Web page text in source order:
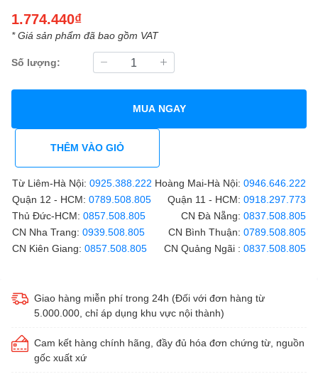
1.774.440₫
* Giá sản phẩm đã bao gồm VAT
Số lượng:
MUA NGAY
THÊM VÀO GIỎ
Từ Liêm-Hà Nội: 0925.388.222 Hoàng Mai-Hà Nội: 0946.646.222
Quận 12 - HCM: 0789.508.805 Quận 11 - HCM: 0918.297.773
Thủ Đức-HCM: 0857.508.805 CN Đà Nẵng: 0837.508.805
CN Nha Trang: 0939.508.805 CN Bình Thuận: 0789.508.805
CN Kiên Giang: 0857.508.805 CN Quảng Ngãi : 0837.508.805
Giao hàng miễn phí trong 24h (Đối với đơn hàng từ
5.000.000, chỉ áp dụng khu vực nội thành)
Cam kết hàng chính hãng, đầy đủ hóa đơn chứng từ, nguồn
gốc xuất xứ